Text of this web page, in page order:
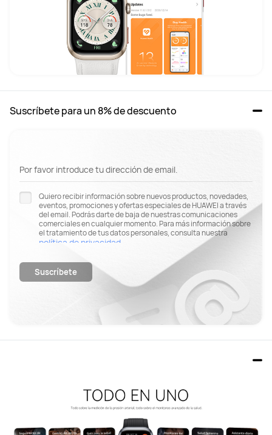
Suscríbete para un 8% de descuento
Por favor introduce tu dirección de email.
Quiero recibir información sobre nuevos productos, novedades,
eventos, promociones y ofertas especiales de HUAWEI a través
del email. Podrás darte de baja de nuestras comunicaciones
comerciales en cualquier momento. Para más información sobre
el tratamiento de tus datos personales, consulta nuestra
política de privacidad
Suscríbete